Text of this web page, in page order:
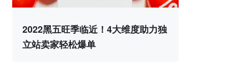
2022黑五旺季临近！4大维度助力独
立站卖家轻松爆单